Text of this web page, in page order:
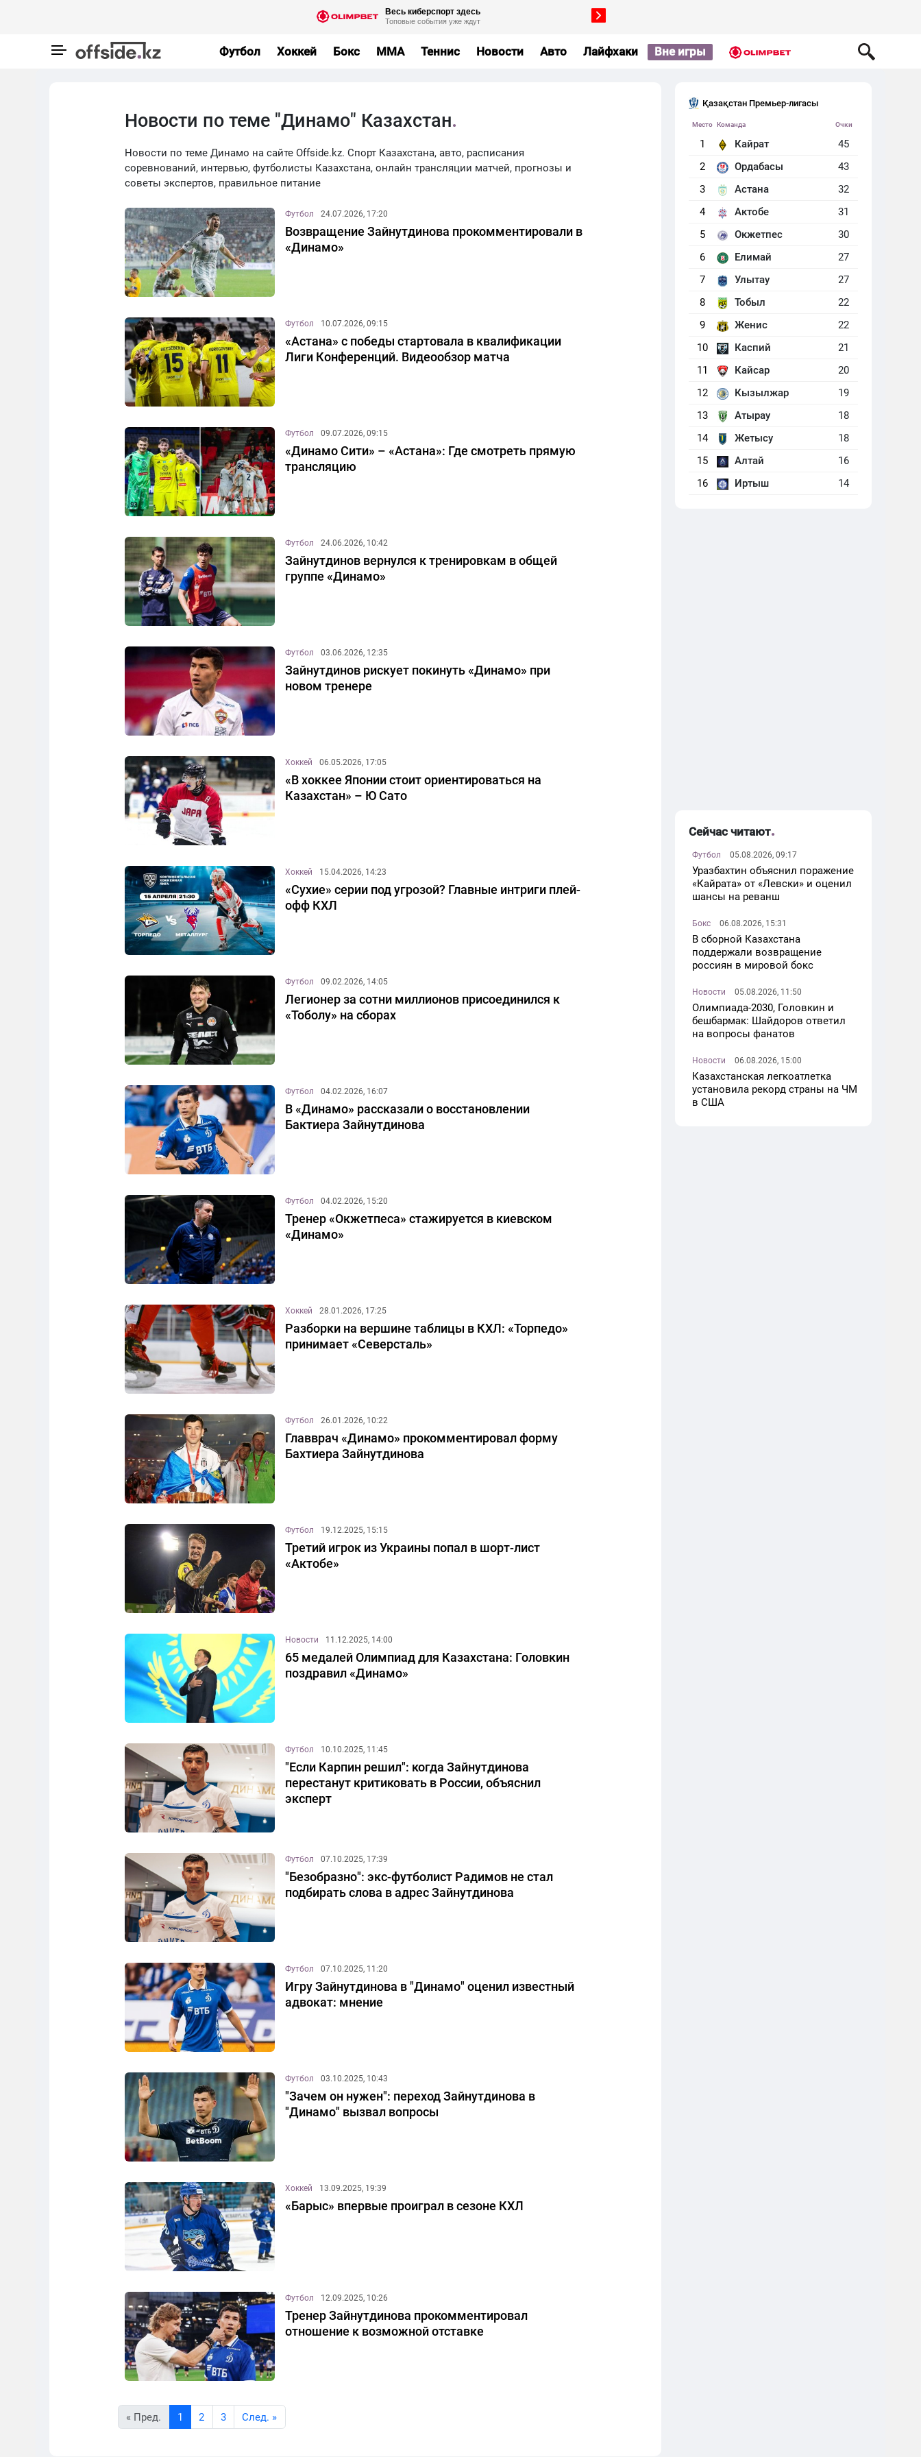
Футбол Хоккей Бокс MMA Теннис Новости Авто Лайфхаки Вне игры
Новости по теме "Динамо" Казахстан
Новости по теме Динамо на сайте Offside.kz. Спорт Казахстана, авто, расписания
соревнований, интервью, футболисты Казахстана, онлайн трансляции матчей, прогнозы и
советы экспертов, правильное питание
Футбол 24.07.2026, 17:20
Возвращение Зайнутдинова прокомментировали в
«Динамо»
Футбол 10.07.2026, 09:15
«Астана» с победы стартовала в квалификации
Лиги Конференций. Видеообзор матча
Футбол 09.07.2026, 09:15
«Динамо Сити» – «Астана»: Где смотреть прямую
трансляцию
Футбол 24.06.2026, 10:42
Зайнутдинов вернулся к тренировкам в общей
группе «Динамо»
Футбол 03.06.2026, 12:35
Зайнутдинов рискует покинуть «Динамо» при
новом тренере
Хоккей 06.05.2026, 17:05
«В хоккее Японии стоит ориентироваться на
Казахстан» – Ю Сато
Хоккей 15.04.2026, 14:23
«Сухие» серии под угрозой? Главные интриги плей-
офф КХЛ
Футбол 09.02.2026, 14:05
Легионер за сотни миллионов присоединился к
«Тоболу» на сборах
Футбол 04.02.2026, 16:07
В «Динамо» рассказали о восстановлении
Бактиера Зайнутдинова
Футбол 04.02.2026, 15:20
Тренер «Окжетпеса» стажируется в киевском
«Динамо»
Хоккей 28.01.2026, 17:25
Разборки на вершине таблицы в КХЛ: «Торпедо»
принимает «Северсталь»
Футбол 26.01.2026, 10:22
Главврач «Динамо» прокомментировал форму
Бахтиера Зайнутдинова
Футбол 19.12.2025, 15:15
Третий игрок из Украины попал в шорт-лист
«Актобе»
Новости 11.12.2025, 14:00
65 медалей Олимпиад для Казахстана: Головкин
поздравил «Динамо»
Футбол 10.10.2025, 11:45
"Если Карпин решил": когда Зайнутдинова
перестанут критиковать в России, объяснил
эксперт
Футбол 07.10.2025, 17:39
"Безобразно": экс-футболист Радимов не стал
подбирать слова в адрес Зайнутдинова
Футбол 07.10.2025, 11:20
Игру Зайнутдинова в "Динамо" оценил известный
адвокат: мнение
Футбол 03.10.2025, 10:43
"Зачем он нужен": переход Зайнутдинова в
"Динамо" вызвал вопросы
Хоккей 13.09.2025, 19:39
«Барыс» впервые проиграл в сезоне КХЛ
Футбол 12.09.2025, 10:26
Тренер Зайнутдинова прокомментировал
отношение к возможной отставке
« Пред. 1 2 3 Cлед. »
Қазақстан Премьер-лигасы
Место Команда Очки
1 Кайрат
45
2
Ордабасы
43
3
Астана
32
4
Актобе
31
5
Окжетпес
30
6
Елимай
27
7
Улытау
27
8
Тобыл
22
9
Женис
22
10
Каспий
21
11
Кайсар
20
12
Кызылжар
19
13
Атырау
18
14
Жетысу
18
15
Алтай
16
16
Иртыш 14
Сейчас читают
Футбол 05.08.2026, 09:17
Уразбахтин объяснил поражение
«Кайрата» от «Левски» и оценил
шансы на реванш
Бокс 06.08.2026, 15:31
В сборной Казахстана
поддержали возвращение
россиян в мировой бокс
Новости 05.08.2026, 11:50
Олимпиада-2030, Головкин и
бешбармак: Шайдоров ответил
на вопросы фанатов
Новости 06.08.2026, 15:00
Казахстанская легкоатлетка
установила рекорд страны на ЧМ
в США